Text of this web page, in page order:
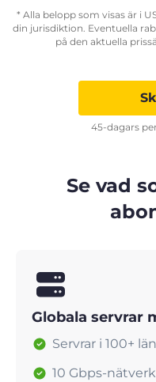
* Alla belopp som visas är i
din jurisdiktion. Eventuella
på den aktuella
45-dagars
Se vad
Globala servrar
Servrar i 100+
10 Gbps-nätverk